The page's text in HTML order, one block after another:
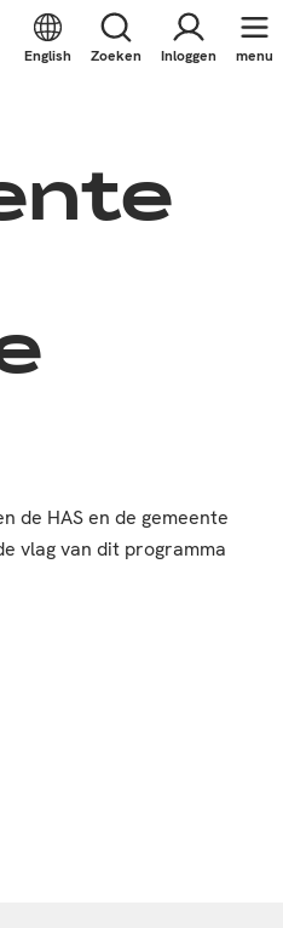
English Zoeken Inloggen menu
de HAS en de gemeente
vlag van dit programma